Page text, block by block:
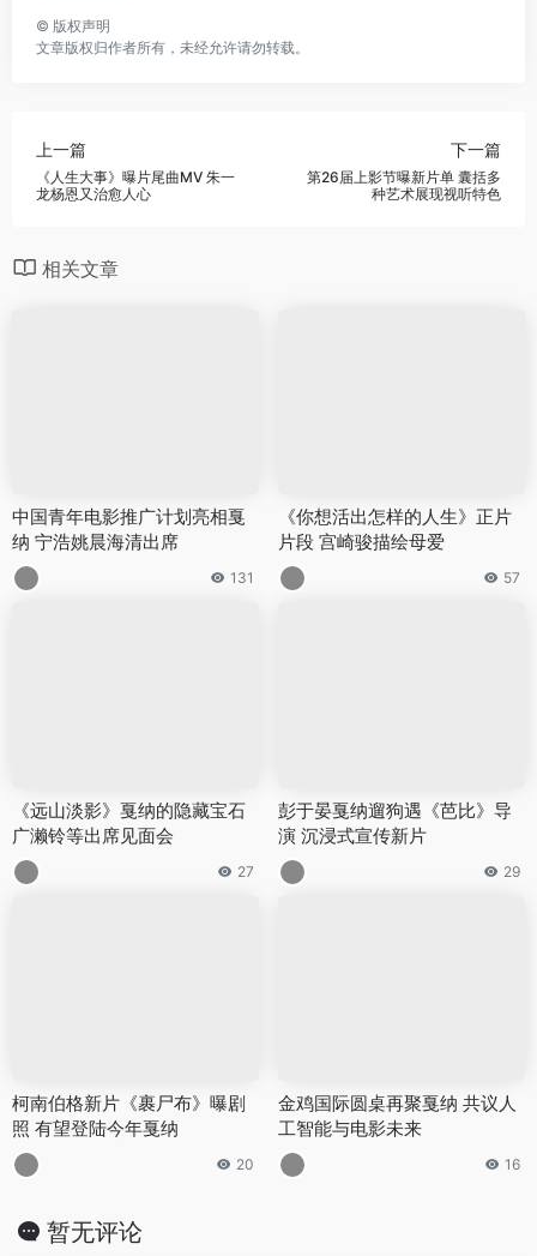
© 版权声明
文章版权归作者所有，未经允许请勿转载。
上一篇
《人生大事》曝片尾曲MV 朱一
龙杨恩又治愈人心
下一篇
第26届上影节曝新片单 囊括多
种艺术展现视听特色
相关文章
中国青年电影推广计划亮相戛
纳 宁浩姚晨海清出席
131
《你想活出怎样的人生》正片
片段 宫崎骏描绘母爱
57
《远山淡影》戛纳的隐藏宝石
广濑铃等出席见面会
27
彭于晏戛纳遛狗遇《芭比》导
演 沉浸式宣传新片
29
柯南伯格新片《裹尸布》曝剧
照 有望登陆今年戛纳
20
金鸡国际圆桌再聚戛纳 共议人
工智能与电影未来
16
暂无评论